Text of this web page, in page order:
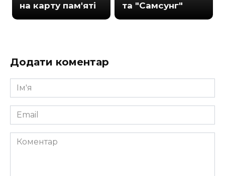
на карту пам'яті
та "Самсунг"
Додати коментар
Ім'я
*
Email
*
Коментар